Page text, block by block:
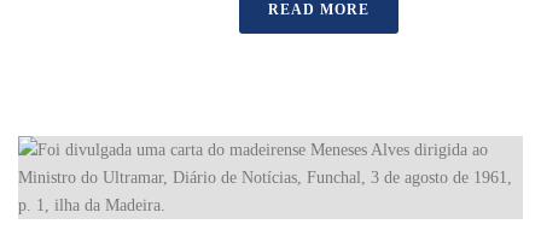
READ MORE